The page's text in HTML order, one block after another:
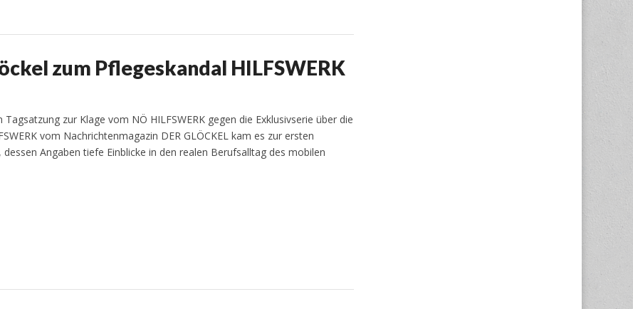
zum Pflegeskandal HILFSWERK
zur Klage vom NÖ HILFSWERK gegen die Exklusivserie über die
vom Nachrichtenmagazin DER GLÖCKEL kam es zur ersten
dessen Angaben tiefe Einblicke in den realen Berufsalltag des mobilen